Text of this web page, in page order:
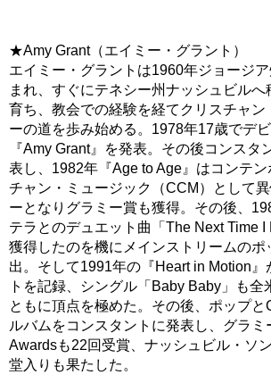
★Amy Grant（エイミー・グラント）
エイミー・グラントは1960年ジョージ
まれ、すぐにテネシー州ナッシュビル
育ち、教会での経験を経てクリスチャン
ーの道を歩み始める。1978年17歳でデ
『Amy Grant』を発表。その後コンスタ
表し、1982年『Age to Age』はコンテ
チャン・ミュージック（CCM）として
ーとなりグラミー賞も獲得。その後、
テラとのデュエット曲「The Next Time
獲得したのを機にメインストリームのポ
出。そして1991年の『Heart in Motion』
トを記録、シングル「Baby Baby」も全
ともに頂点を極めた。その後、ポップ
ルバムをコンスタントに発表し、グラ
Awardsも22回受賞、ナッシュビル・ソ
堂入りも果たした。